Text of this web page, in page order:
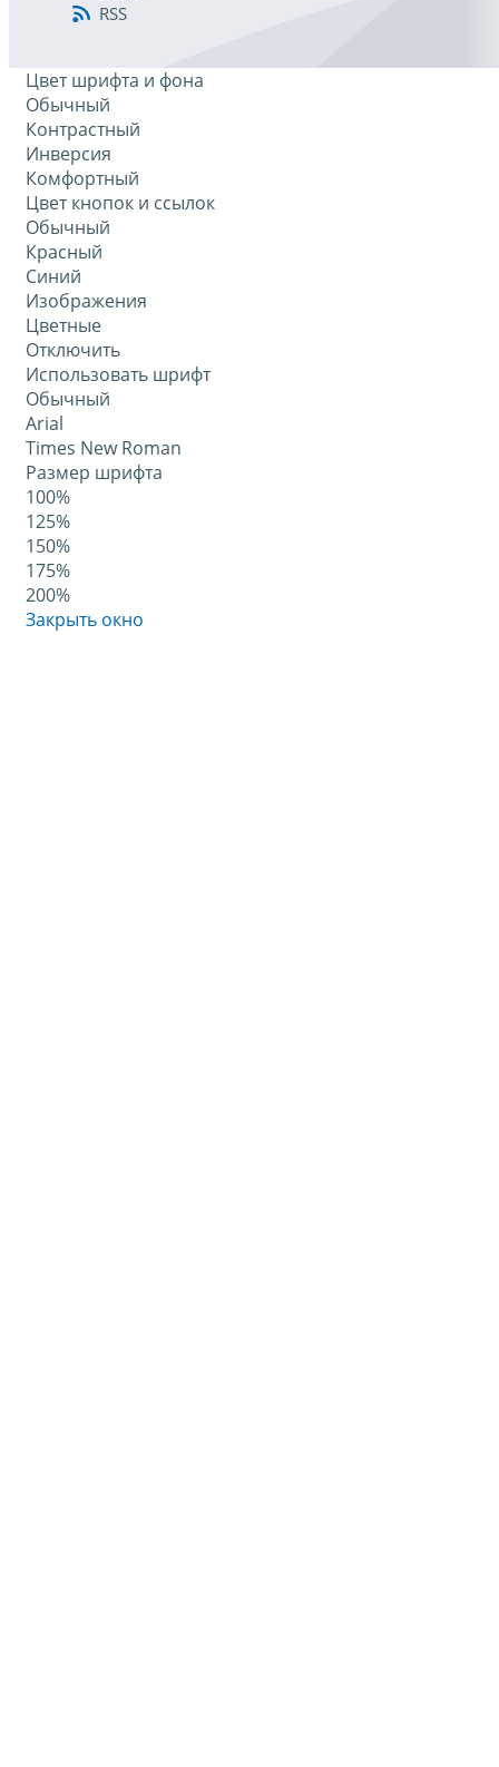
RSS
Цвет шрифта и фона
Обычный
Контрастный
Инверсия
Комфортный
Цвет кнопок и ссылок
Обычный
Красный
Синий
Изображения
Цветные
Отключить
Использовать шрифт
Обычный
Arial
Times New Roman
Размер шрифта
100%
125%
150%
175%
200%
Закрыть окно